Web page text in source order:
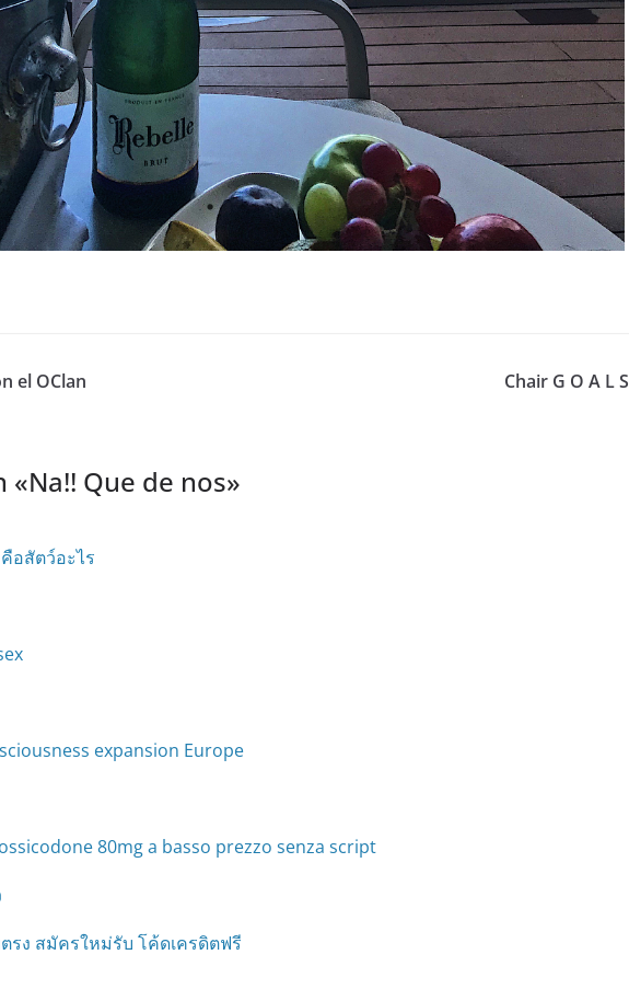
el OClan️ Chair G O A L S
«Na!! Que de nos»
อสัตว์อะไร
expansion Europe
80mg a basso prezzo senza script
รง สมัครใหม่รับ โค้ดเครดิตฟรี